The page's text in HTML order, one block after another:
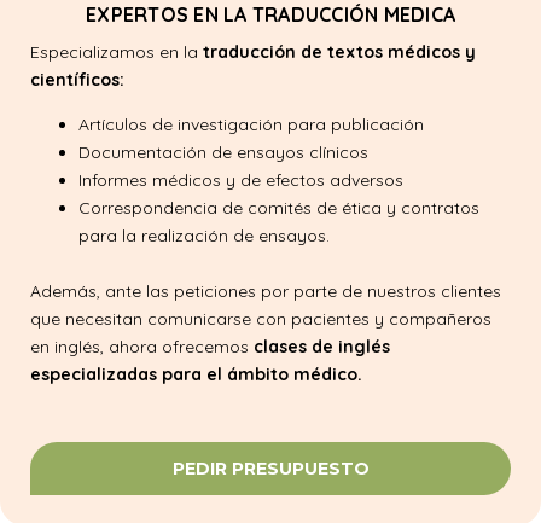
EXPERTOS EN LA TRADUCCIÓN MEDICA
Especializamos en la traducción de textos médicos y
científicos:
Artículos de investigación para publicación
Documentación de ensayos clínicos
Informes médicos y de efectos adversos
Correspondencia de comités de ética y contratos
para la realización de ensayos.
Además, ante las peticiones por parte de nuestros clientes
que necesitan comunicarse con pacientes y compañeros
en inglés, ahora ofrecemos clases de inglés
especializadas para el ámbito médico.
PEDIR PRESUPUESTO